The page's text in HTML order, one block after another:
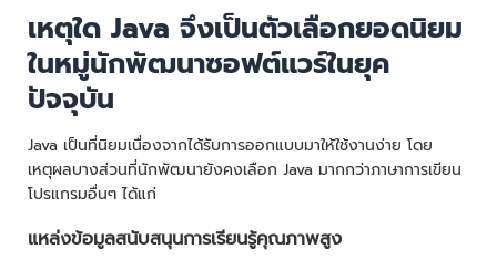
เหตุใด Java จึงเป็นตัวเลือกยอดนิยม
ในหมู่นักพัฒนาซอฟต์แวร์ในยุค
ปัจจุบัน
Java เป็นที่นิยมเนื่องจากได้รับการออกแบบมาให้ใช้งานง่าย โดย
เหตุผลบางส่วนที่นักพัฒนายังคงเลือก Java มากกว่าภาษาการเขียน
โปรแกรมอื่นๆ ได้แก่
แหล่งข้อมูลสนับสนุนการเรียนรู้คุณภาพสูง